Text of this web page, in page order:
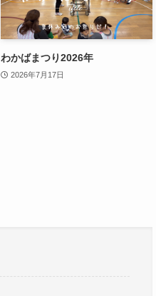
わかばまつり2026年
2026年7月17日